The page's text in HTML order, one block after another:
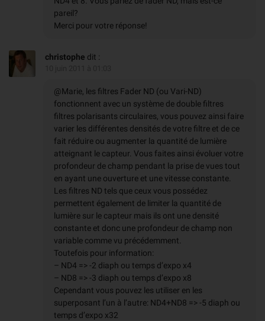
pareil?
Merci pour votre réponse!
christophe dit :
@Marie, les filtres Fader ND (ou Vari-ND)
fonctionnent avec un système de double filtres
filtres polarisants circulaires, vous pouvez ainsi faire
varier les différentes densités de votre filtre et de ce
fait réduire ou augmenter la quantité de lumière
atteignant le capteur. Vous faites ainsi évoluer votre
profondeur de champ pendant la prise de vues tout
en ayant une ouverture et une vitesse constante.
Les filtres ND tels que ceux vous possédez
permettent également de limiter la quantité de
lumière sur le capteur mais ils ont une densité
constante et donc une profondeur de champ non
variable comme vu précédemment.
Toutefois pour information:
– ND4 => -2 diaph ou temps d’expo x4
– ND8 => -3 diaph ou temps d’expo x8
Cependant vous pouvez les utiliser en les
superposant l’un à l’autre: ND4+ND8 => -5 diaph ou
temps d’expo x32